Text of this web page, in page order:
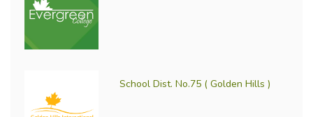
School Dist. No.75 ( Golden Hills )